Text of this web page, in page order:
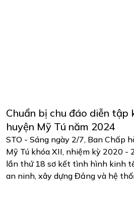
Chuẩn bị chu đáo diễn tập
huyện Mỹ Tú năm 2024
STO - Sáng ngày 2/7, Ban Chấp
Mỹ Tú khóa XII, nhiệm kỳ 2020 -
lần thứ 18 sơ kết tình hình kinh
an ninh, xây dựng Đảng và hệ